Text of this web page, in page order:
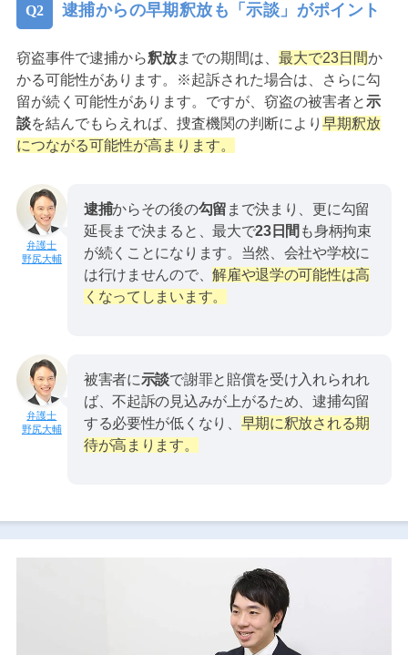
逮捕からの早期釈放も「示談」がポイント
窃盗事件で逮捕から釈放までの期間は、 最大で23日間か
かる可能性があります。※起訴された場合は、さらに勾
留が続く可能性があります。ですが、窃盗の被害者と示
談を結んでもらえれば、捜査機関の判断により 早期釈放
につながる可能性が高まります。
野尻大輔
逮捕からその後の勾留 まで決まり、更に勾留
延長まで決まると、最大で23日間 も身柄拘束
が続くことになります。当然、会社や学校に
は行けませんので、解雇や退学の可能性は高
くなってしまいます。
野尻大輔
被害者に示談で謝罪と賠償を受け入れられれ
ば、不起訴の見込みが上がるため、逮捕勾留
する必要性が低くなり、 早期に釈放される期
待が高まります。